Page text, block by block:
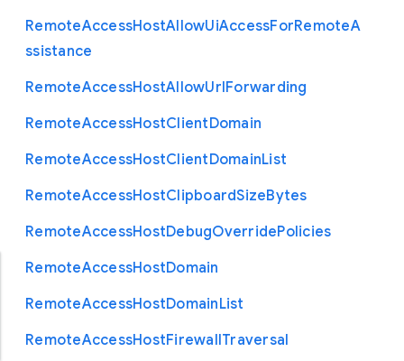
RemoteAccessHostAllowUiAccessForRemoteA
ssistance
RemoteAccessHostAllowUrlForwarding
RemoteAccessHostClientDomain
RemoteAccessHostClientDomainList
RemoteAccessHostClipboardSizeBytes
RemoteAccessHostDebugOverridePolicies
RemoteAccessHostDomain
RemoteAccessHostDomainList
RemoteAccessHostFirewallTraversal